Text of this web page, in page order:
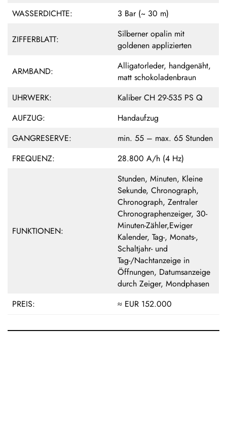
WASSERDICHTE:
3 Bar (~ 30 m)
ZIFFERBLATT:
Silberner opalin mit
goldenen applizierten
ARMBAND:
Alligatorleder, handgenäht,
matt schokoladenbraun
UHRWERK:
Kaliber CH 29-535 PS Q
AUFZUG:
Handaufzug
GANGRESERVE:
min. 55 – max. 65 Stunden
FREQUENZ:
28.800 A/h (4 Hz)
FUNKTIONEN:
Stunden, Minuten, Kleine
Sekunde, Chronograph,
Chronograph, Zentraler
Chronographenzeiger, 30-
Minuten-Zähler,Ewiger
Kalender, Tag-, Monats-,
Schaltjahr- und
Tag-/Nachtanzeige in
Öffnungen, Datumsanzeige
durch Zeiger, Mondphasen
PREIS:
≈ EUR 152.000